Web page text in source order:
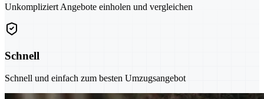
Unkompliziert Angebote einholen und vergleichen
Schnell
Schnell und einfach zum besten Umzugsangebot